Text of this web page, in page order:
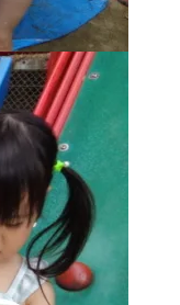
園児募集要項
美⽊多チコス
美⽊多チコスについて
美⽊多チコスブログ